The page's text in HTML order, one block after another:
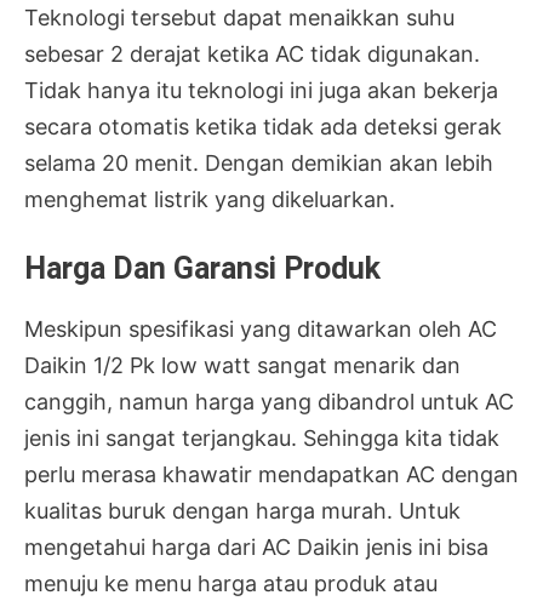
Teknologi tersebut dapat menaikkan suhu
sebesar 2 derajat ketika AC tidak digunakan.
Tidak hanya itu teknologi ini juga akan bekerja
secara otomatis ketika tidak ada deteksi gerak
selama 20 menit. Dengan demikian akan lebih
menghemat listrik yang dikeluarkan.
Harga Dan Garansi Produk
Meskipun spesifikasi yang ditawarkan oleh AC
Daikin 1/2 Pk low watt sangat menarik dan
canggih, namun harga yang dibandrol untuk AC
jenis ini sangat terjangkau. Sehingga kita tidak
perlu merasa khawatir mendapatkan AC dengan
kualitas buruk dengan harga murah. Untuk
mengetahui harga dari AC Daikin jenis ini bisa
menuju ke menu harga atau produk atau